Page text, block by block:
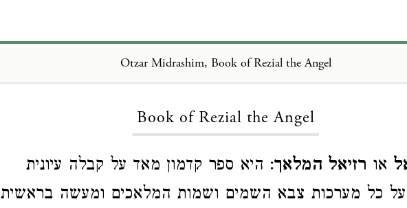
Otzar Midrashim, Book of Rezial the Angel
Book of Rezial the Angel
או רזיאל המלאך: היא ספר קדמון מאד על קבלה עיונית
כל מערכות צבא השמים ושמות המלאכים ומעשה בראשית